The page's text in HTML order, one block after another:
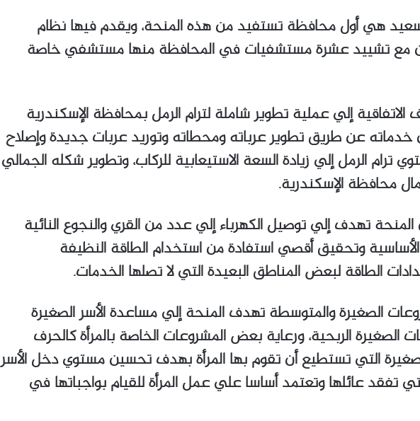
هي أول محافظة تستفيد من هذه المنحة، ويقدم فيها نظام
مع تشييد عشرة مستشفيات في المحافظة منها مستشفي خاصة
إلي عملية تطوير شاملة لترام الرمل بمحافظة الإسكندرية
عن طريق تطوير عرباته ومحطاته وتوريد عربات جديدة وإصلاح
ترام الرمل إلي زيادة السعة الاستيعابية للركاب، وتطوير شكله الجمالي
محافظة الإسكندرية.
تهدف إلي توصيل الكهرباء إلي عدد من القري والنجوع النائية
وتحقيق أقصي استفادة من استخدام الطاقة النظيفة
الطاقة لبعض المناطق البعيدة التي لا تصلها الخدمات.
الصغيرة والمتوسطة تهدف المنحة إلي مساعدة الأسر الصغيرة
الصغيرة الربحية، ورعاية بعض المشروعات الخاصة بالمرأة كالحرف
التي تستطيع أن تقوم بها المرأة بهدف تحسين مستوي دخل الأسر
تفقد عائلها وتعتمد أساسا علي عمل المرأة للقيام بواجباتها في